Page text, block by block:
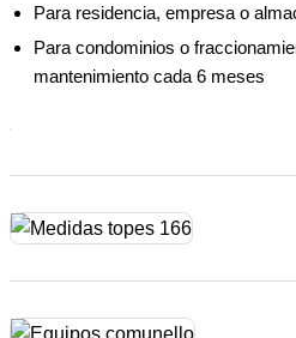
Para residencia, empresa o
Para condominios o
mantenimiento cada 6 meses